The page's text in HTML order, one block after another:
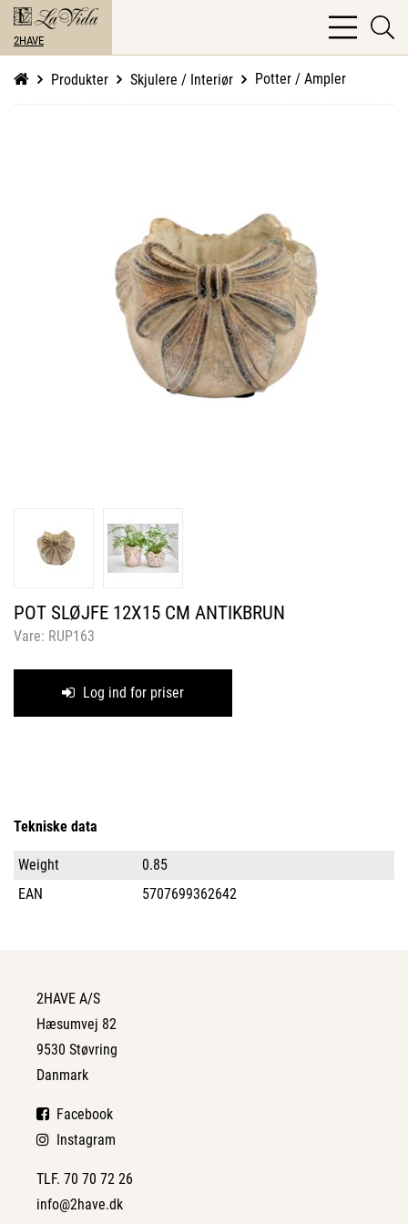
2HAVE
bars
light
Produkter Skjulere / Interiør Potter / Ampler
POT SLØJFE 12X15 CM ANTIKBRUN
Vare: RUP163
Log ind for priser
Tekniske data
Weight
0.85
EAN
5707699362642
2HAVE A/S
Hæsumvej 82
9530 Støvring
Danmark
Facebook
Instagram
TLF. 70 70 72 26
info@2have.dk